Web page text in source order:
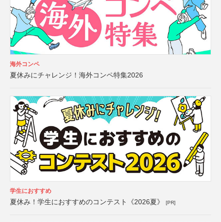
海外コンペ
夏休みにチャレンジ！海外コンペ特集2026
学生におすすめ
夏休み！学生におすすめのコンテスト《2026夏》 [PR]